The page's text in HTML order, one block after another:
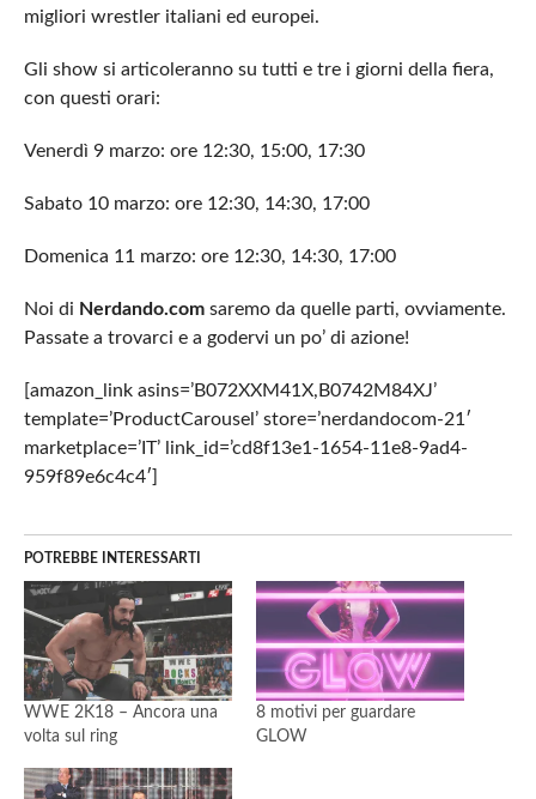
migliori wrestler italiani ed europei.
Gli show si articoleranno su tutti e tre i giorni della fiera,
con questi orari:
Venerdì 9 marzo: ore 12:30, 15:00, 17:30
Sabato 10 marzo: ore 12:30, 14:30, 17:00
Domenica 11 marzo: ore 12:30, 14:30, 17:00
Noi di Nerdando.comsaremo da quelle parti, ovviamente.
Passate a trovarci e a godervi un po’ di azione!
[amazon_link asins=’B072XXM41X,B0742M84XJ’
template=’ProductCarousel’ store=’nerdandocom-21′
marketplace=’IT’ link_id=’cd8f13e1-1654-11e8-9ad4-
959f89e6c4c4′]
POTREBBE INTERESSARTI
WWE 2K18 – Ancora una
volta sul ring
8 motivi per guardare
GLOW